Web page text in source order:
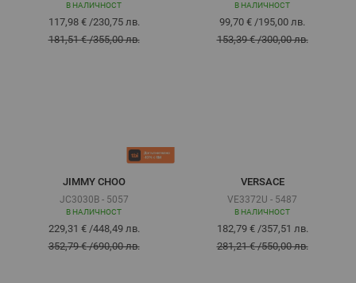
В НАЛИЧНОСТ
117,98 €/230,75 лв.
181,51 €/355,00 лв.
В НАЛИЧНОСТ
99,70 € /195,00 лв.
153,39 €/300,00 лв.
JIMMY CHOO
JC3030B - 5057
В НАЛИЧНОСТ
229,31 €/448,49 лв.
352,79 €/690,00 лв.
VERSACE
VE3372U - 5487
В НАЛИЧНОСТ
182,79 €/357,51 лв.
281,21 €/550,00 лв.